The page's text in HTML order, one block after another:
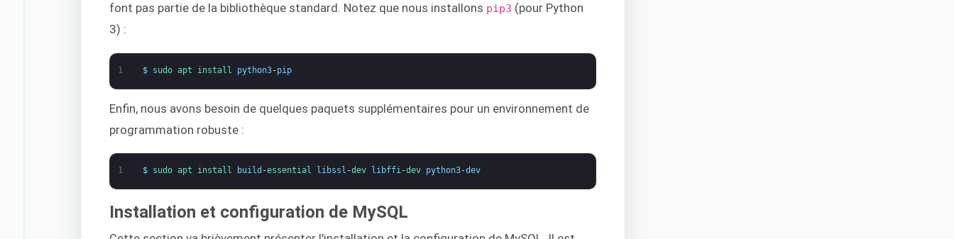
font pas partie de la bibliothèque standard. Notez que nous installons pip3 (pour Python
3) :
1 $ sudo apt install python3-pip
Enfin, nous avons besoin de quelques paquets supplémentaires pour un environnement de
programmation robuste :
1 $ sudo apt install build -essential libssl -dev libffi-dev python3-dev
Installation et configuration de MySQL